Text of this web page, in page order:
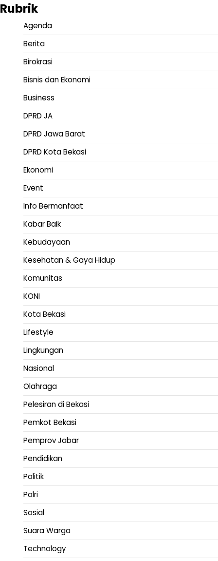
Rubrik
Agenda
Berita
Birokrasi
Bisnis dan Ekonomi
Business
DPRD JA
DPRD Jawa Barat
DPRD Kota Bekasi
Ekonomi
Event
Info Bermanfaat
Kabar Baik
Kebudayaan
Kesehatan & Gaya Hidup
Komunitas
KONI
Kota Bekasi
Lifestyle
Lingkungan
Nasional
Olahraga
Pelesiran di Bekasi
Pemkot Bekasi
Pemprov Jabar
Pendidikan
Politik
Polri
Sosial
Suara Warga
Technology